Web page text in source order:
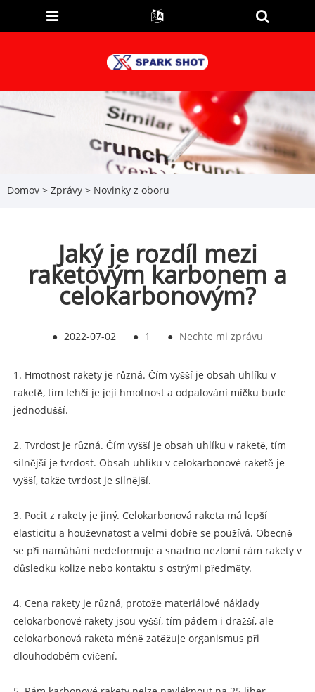
Domov > Zprávy > Novinky z oboru
Jaký je rozdíl mezi
raketovým karbonem a
celokarbonovým?
● 2022-07-02 ● 1 ● Nechte mi zprávu
1. Hmotnost rakety je různá. Čím vyšší je obsah uhlíku v
raketě, tím lehčí je její hmotnost a odpalování míčku bude
jednodušší.
2. Tvrdost je různá. Čím vyšší je obsah uhlíku v raketě, tím
silnější je tvrdost. Obsah uhlíku v celokarbonové raketě je
vyšší, takže tvrdost je silnější.
3. Pocit z rakety je jiný. Celokarbonová raketa má lepší
elasticitu a houževnatost a velmi dobře se používá. Obecně
se při namáhání nedeformuje a snadno nezlomí rám rakety v
důsledku kolize nebo kontaktu s ostrými předměty.
4. Cena rakety je různá, protože materiálové náklady
celokarbonové rakety jsou vyšší, tím pádem i dražší, ale
celokarbonová raketa méně zatěžuje organismus při
dlouhodobém cvičení.